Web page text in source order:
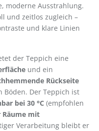
moderne Ausstrahlung.
und zeitlos zugleich –
und klare Linien
der Teppich eine
und ein
Rückseite
Der Teppich ist
bei 30 °C (empfohlen
Räume mit
Verarbeitung bleibt er